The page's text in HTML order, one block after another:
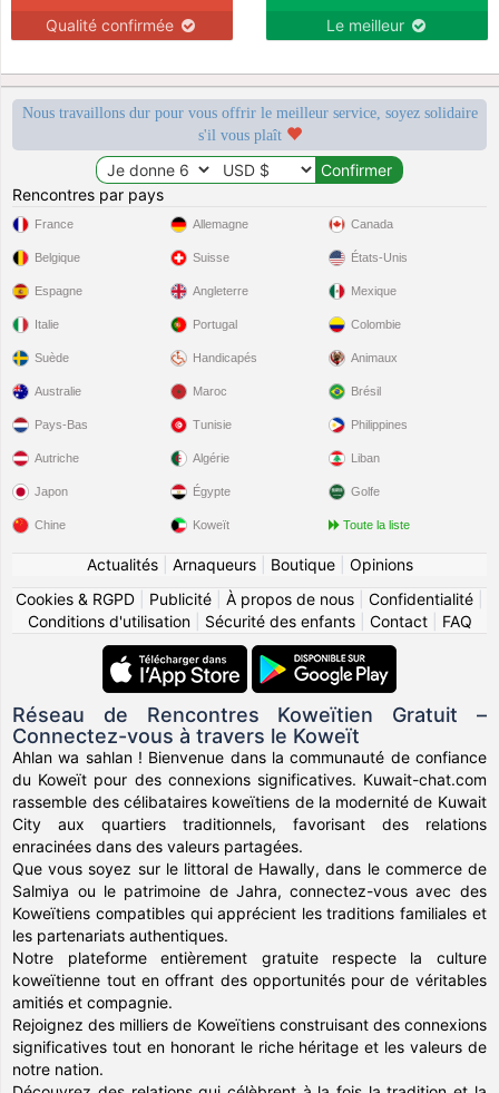
Qualité confirmée Le meilleur
Nous travaillons dur pour vous offrir le meilleur service, soyez solidaire
s'il vous plaît
Rencontres par pays
France
Belgique
Espagne
Italie
Suède
Allemagne
Suisse
Angleterre
Portugal
Handicapés
Canada
États-Unis
Mexique
Colombie
Animaux
Australie
Pays-Bas
Autriche
Japon
Chine
Maroc
Tunisie
Algérie
Égypte
Koweït
Brésil
Philippines
Liban
Golfe
Toute la liste
Actualités| Arnaqueurs| Boutique| Opinions
Cookies & RGPD
Publicité À propos de nous Confidentialité
Conditions d'utilisation| Sécurité des enfants| Contact| FAQ
Réseau de Rencontres Koweïtien Gratuit –
Connectez-vous à travers le Koweït
Ahlan wa sahlan ! Bienvenue dans la communauté de confiance
du Koweït pour des connexions significatives. Kuwait-chat.com
rassemble des célibataires koweïtiens de la modernité de Kuwait
City aux quartiers traditionnels, favorisant des relations
enracinées dans des valeurs partagées.
Que vous soyez sur le littoral de Hawally, dans le commerce de
Salmiya ou le patrimoine de Jahra, connectez-vous avec des
Koweïtiens compatibles qui apprécient les traditions familiales et
les partenariats authentiques.
Notre plateforme entièrement gratuite respecte la culture
koweïtienne tout en offrant des opportunités pour de véritables
amitiés et compagnie.
Rejoignez des milliers de Koweïtiens construisant des connexions
significatives tout en honorant le riche héritage et les valeurs de
notre nation.